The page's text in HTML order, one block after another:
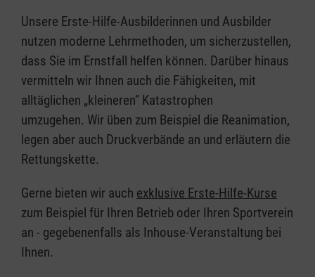
Unsere Erste-Hilfe-Ausbilderinnen und Ausbilder
nutzen moderne Lehrmethoden, um sicherzustellen,
dass Sie im Ernstfall helfen können. Darüber hinaus
vermitteln wir Ihnen auch die Fähigkeiten, mit
alltäglichen „kleineren” Katastrophen
umzugehen. Wir üben zum Beispiel die Reanimation,
legen aber auch Druckverbände an und erläutern die
Rettungskette.
Gerne bieten wir auch exklusive Erste-Hilfe-Kurse
zum Beispiel für Ihren Betrieb oder Ihren Sportverein
an - gegebenenfalls als Inhouse-Veranstaltung bei
Ihnen.